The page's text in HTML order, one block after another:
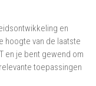
en
hoogte van de laatste
en je bent gewend om
toepassingen